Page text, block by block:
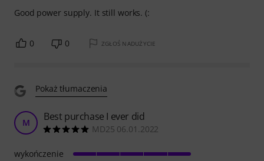
Good power supply. It still works. (:
0 0 ZGŁOŚ NADUŻYCIE
Pokaż tłumaczenia
M Best purchase I ever did
MD25 06.01.2022
wykończenie